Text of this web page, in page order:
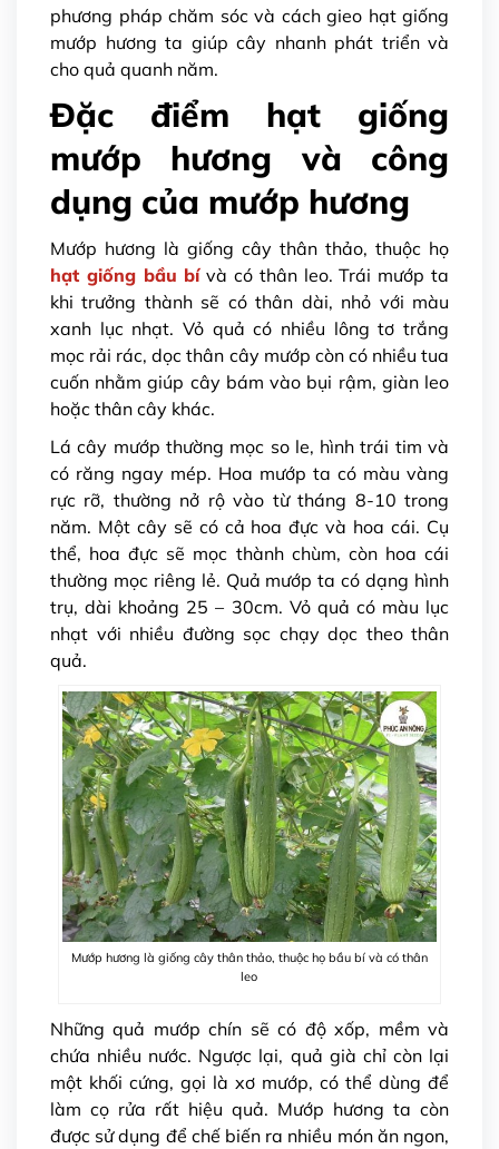
phương pháp chăm sóc và cách gieo hạt giống
mướp hương ta giúp cây nhanh phát triển và
cho quả quanh năm.
Đặc điểm hạt giống
mướp hương và công
dụng của mướp hương
Mướp hương là giống cây thân thảo, thuộc họ
hạt giống bầu bívà có thân leo. Trái mướp ta
khi trưởng thành sẽ có thân dài, nhỏ với màu
xanh lục nhạt. Vỏ quả có nhiều lông tơ trắng
mọc rải rác, dọc thân cây mướp còn có nhiều tua
cuốn nhằm giúp cây bám vào bụi rậm, giàn leo
hoặc thân cây khác.
Lá cây mướp thường mọc so le, hình trái tim và
có răng ngay mép. Hoa mướp ta có màu vàng
rực rỡ, thường nở rộ vào từ tháng 8-10 trong
năm. Một cây sẽ có cả hoa đực và hoa cái. Cụ
thể, hoa đực sẽ mọc thành chùm, còn hoa cái
thường mọc riêng lẻ. Quả mướp ta có dạng hình
trụ, dài khoảng 25 – 30cm. Vỏ quả có màu lục
nhạt với nhiều đường sọc chạy dọc theo thân
quả.
Mướp hương là giống cây thân thảo, thuộc họ bầu bí và có thân
leo
Những quả mướp chín sẽ có độ xốp, mềm và
chứa nhiều nước. Ngược lại, quả già chỉ còn lại
một khối cứng, gọi là xơ mướp, có thể dùng để
làm cọ rửa rất hiệu quả. Mướp hương ta còn
được sử dụng để chế biến ra nhiều món ăn ngon,